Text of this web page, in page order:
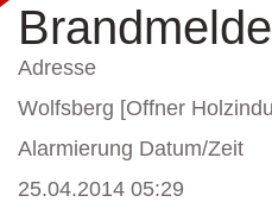
Adresse
Wolfsberg [Offner
Alarmierung Datum/Zeit
25.04.2014 05:29